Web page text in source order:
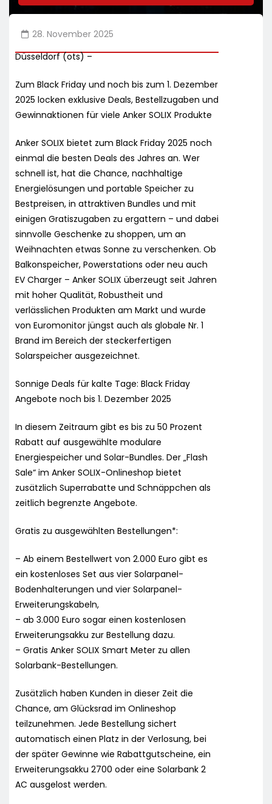
28. November 2025
Düsseldorf (ots) –
Zum Black Friday und noch bis zum 1. Dezember
2025 locken exklusive Deals, Bestellzugaben und
Gewinnaktionen für viele Anker SOLIX Produkte
Anker SOLIX bietet zum Black Friday 2025 noch
einmal die besten Deals des Jahres an. Wer
schnell ist, hat die Chance, nachhaltige
Energielösungen und portable Speicher zu
Bestpreisen, in attraktiven Bundles und mit
einigen Gratiszugaben zu ergattern – und dabei
sinnvolle Geschenke zu shoppen, um an
Weihnachten etwas Sonne zu verschenken. Ob
Balkonspeicher, Powerstations oder neu auch
EV Charger – Anker SOLIX überzeugt seit Jahren
mit hoher Qualität, Robustheit und
verlässlichen Produkten am Markt und wurde
von Euromonitor jüngst auch als globale Nr. 1
Brand im Bereich der steckerfertigen
Solarspeicher ausgezeichnet.
Sonnige Deals für kalte Tage: Black Friday
Angebote noch bis 1. Dezember 2025
In diesem Zeitraum gibt es bis zu 50 Prozent
Rabatt auf ausgewählte modulare
Energiespeicher und Solar-Bundles. Der „Flash
Sale“ im Anker SOLIX-Onlineshop bietet
zusätzlich Superrabatte und Schnäppchen als
zeitlich begrenzte Angebote.
Gratis zu ausgewählten Bestellungen*:
– Ab einem Bestellwert von 2.000 Euro gibt es
ein kostenloses Set aus vier Solarpanel-
Bodenhalterungen und vier Solarpanel-
Erweiterungskabeln,
– ab 3.000 Euro sogar einen kostenlosen
Erweiterungsakku zur Bestellung dazu.
– Gratis Anker SOLIX Smart Meter zu allen
Solarbank-Bestellungen.
Zusätzlich haben Kunden in dieser Zeit die
Chance, am Glücksrad im Onlineshop
teilzunehmen. Jede Bestellung sichert
automatisch einen Platz in der Verlosung, bei
der später Gewinne wie Rabattgutscheine, ein
Erweiterungsakku 2700 oder eine Solarbank 2
AC ausgelost werden.